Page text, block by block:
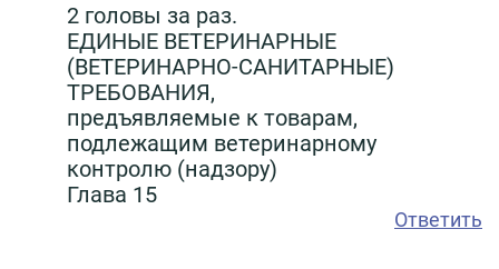
2 головы за раз.
ЕДИНЫЕ ВЕТЕРИНАРНЫЕ
(ВЕТЕРИНАРНО-САНИТАРНЫЕ)
ТРЕБОВАНИЯ,
предъявляемые к товарам,
подлежащим ветеринарному
контролю (надзору)
Глава 15
Ответить